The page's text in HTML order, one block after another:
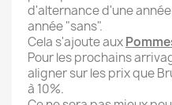
d'alternance d'une
année "sans".
Cela s'ajoute aux
Pour les prochains
aligner sur les prix que
à 10%.